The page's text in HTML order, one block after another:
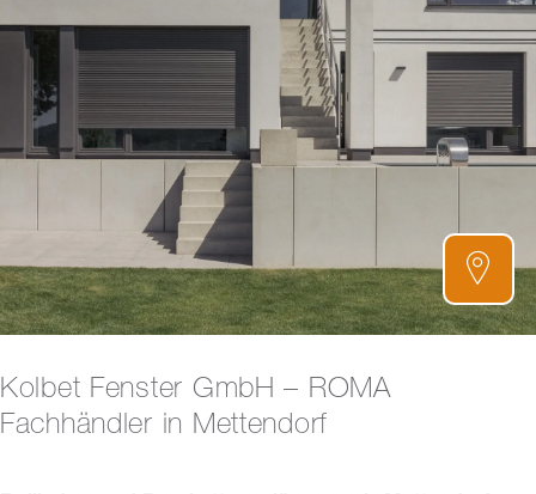
Kolbet Fenster GmbH – ROMA
Fachhändler in Mettendorf